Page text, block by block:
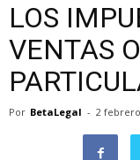
LOS
VENTAS
Por BetaLegal - 2